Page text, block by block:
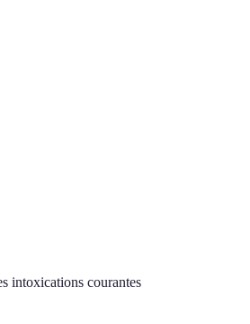
intoxications courantes